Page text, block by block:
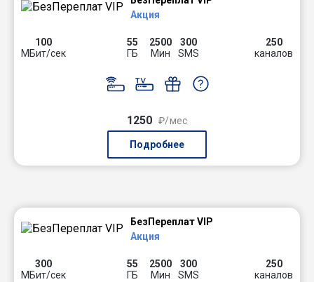
Акция
100
МБит/сек
55
ГБ
2500
Мин
300
SMS
250
каналов
1250 ₽/мес
Подробнее
БезПереплат VIP
Акция
300
МБит/сек
55
ГБ
2500
Мин
300
SMS
250
каналов